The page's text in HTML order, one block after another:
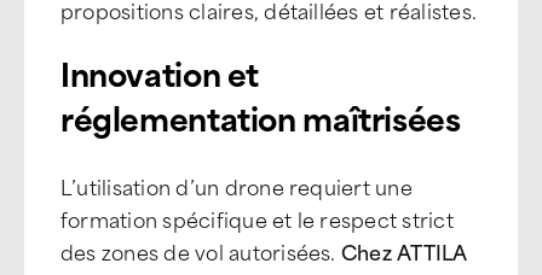
propositions claires, détaillées et réalistes.
Innovation et
réglementation maîtrisées
L’utilisation d’un drone requiert une
formation spécifique et le respect strict
des zones de vol autorisées. Chez ATTILA